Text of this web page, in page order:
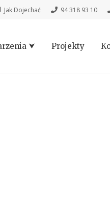
Jak Dojechać 94 318 93 10
⮟ Projekty